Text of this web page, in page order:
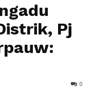
Pj
0